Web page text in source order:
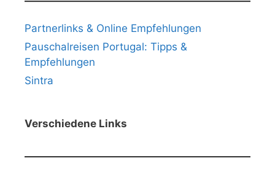
Partnerlinks & Online Empfehlungen
Pauschalreisen Portugal: Tipps &
Empfehlungen
Sintra
Verschiedene Links